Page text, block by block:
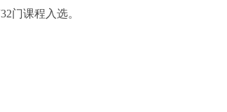
门课程入选。